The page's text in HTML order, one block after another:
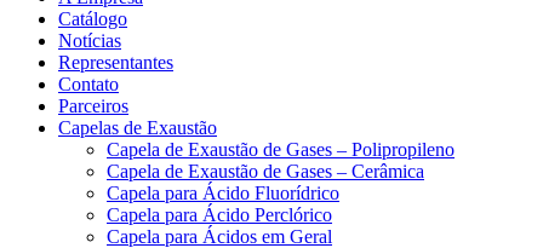
Catálogo
Notícias
Representantes
Contato
Parceiros
Capelas de Exaustão
Capela de Exaustão de Gases – Polipropileno
Capela de Exaustão de Gases – Cerâmica
Capela para Ácido Fluorídrico
Capela para Ácido Perclórico
Capela para Ácidos em Geral